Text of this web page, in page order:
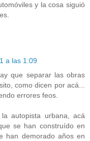
y la cosa siguió
a las 1:09
que separar las obras
como dicen por acá...
errores feos.
autopista urbana, acá
se han construído en
han demorado años en